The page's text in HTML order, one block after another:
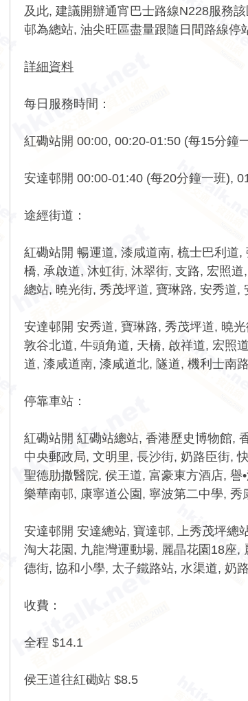
及此, 建議開辦通宵巴士路線N228服務
邨為總站, 油尖旺區盡量跟隨日間路線
詳細資料
每日服務時間：
紅磡站開 00:00, 00:20-01:50 (每15分鐘
安達邨開 00:00-01:40 (每20分鐘一班),
途經街道：
紅磡站開 暢運道, 漆咸道南, 梳士巴利道
橋, 承啟道, 沐虹街, 沐翠街, 支路, 宏照
總站, 曉光街, 秀茂坪道, 寶琳路, 安秀道,
安達邨開 安秀道, 寶琳路, 秀茂坪道, 曉
敦谷北道, 牛頭角道, 天橋, 啟祥道, 宏照
道, 漆咸道南, 漆咸道北, 隧道, 機利士南
停靠車站：
紅磡站開 紅磡站總站, 香港歷史博物館,
中央郵政局, 文明里, 長沙街, 奶路臣街,
聖德肋撒醫院, 侯王道, 富豪東方酒店,
樂華南邨, 康寧道公園, 寧波第二中學,
安達邨開 安達總站, 寶達邨, 上秀茂坪總
淘大花園, 九龍灣運動場, 麗晶花園18座,
德街, 協和小學, 太子鐵路站, 水渠道, 奶
收費：
全程 $14.1
侯王道往紅磡站 $8.5